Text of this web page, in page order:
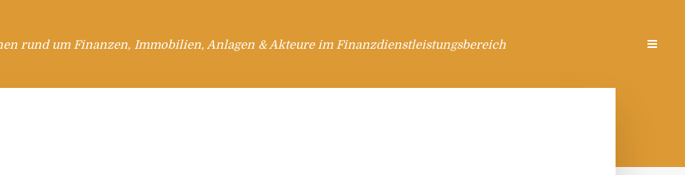
rund um Finanzen, Immobilien, Anlagen & Akteure im Finanzdienstleistungsbereich